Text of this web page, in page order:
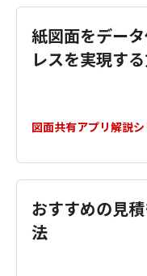
紙図面をデー
レスを実現す
図面共有アプリ解説
おすすめの見
法